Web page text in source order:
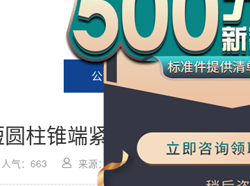
公司动态 行业新闻
柱锥端紧定螺钉
人气： 663 来源：万千紧固件